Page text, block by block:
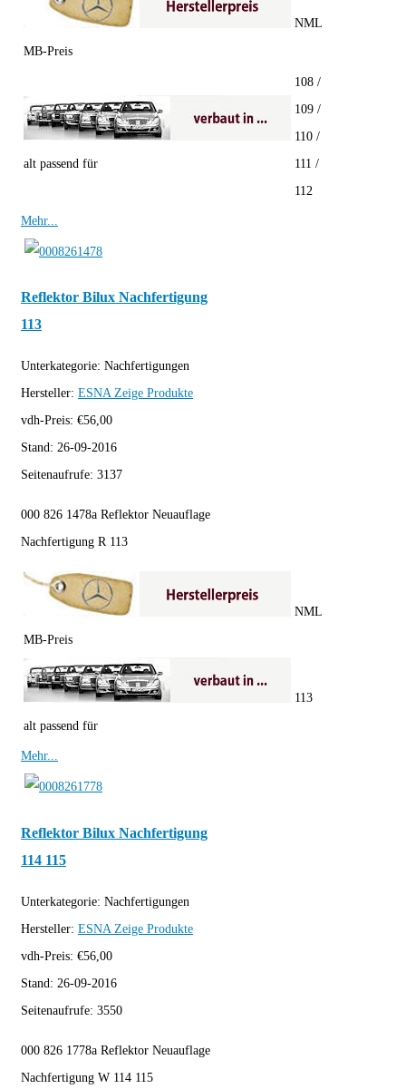
MB-Preis
NML
alt passend für
108 /
109 /
110 /
111 /
112
Mehr...
Reflektor Bilux Nachfertigung
113
Unterkategorie: Nachfertigungen
Hersteller: ESNA Zeige Produkte
vdh-Preis: €56,00
Stand: 26-09-2016
Seitenaufrufe: 3137
000 826 1478a Reflektor Neuauflage
Nachfertigung R 113
MB-Preis
NML
alt passend für
113
Mehr...
Reflektor Bilux Nachfertigung
114 115
Unterkategorie: Nachfertigungen
Hersteller: ESNA Zeige Produkte
vdh-Preis: €56,00
Stand: 26-09-2016
Seitenaufrufe: 3550
000 826 1778a Reflektor Neuauflage
Nachfertigung W 114 115